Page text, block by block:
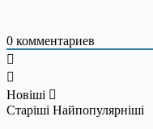
0 комментариев
Новіші
Старіші Найпопулярніші